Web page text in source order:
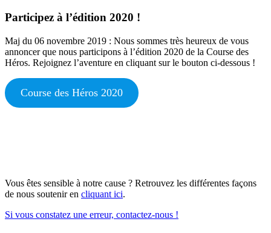
Participez à l’édition 2020 !
Maj du 06 novembre 2019 : Nous sommes très heureux de vous
annoncer que nous participons à l’édition 2020 de la Course des
Héros. Rejoignez l’aventure en cliquant sur le bouton ci-dessous !
Course des Héros 2020
Vous êtes sensible à notre cause ? Retrouvez les différentes façons
de nous soutenir en cliquant ici.
Si vous constatez une erreur, contactez-nous !